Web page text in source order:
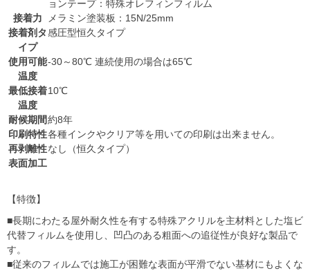
ョンテープ：特殊オレフィンフィルム
接着力
メラミン塗装板：15N/25mm
接着剤タ
イプ
感圧型恒久タイプ
使用可能
温度
-30～80℃ 連続使用の場合は65℃
最低接着
温度
10℃
耐候期間約8年
印刷特性各種インクやクリア等を用いての印刷は出来ません。
再剥離性なし（恒久タイプ）
表面加工
【特徴】
■長期にわたる屋外耐久性を有する特殊アクリルを主材料とした塩ビ
代替フィルムを使用し、凹凸のある粗面への追従性が良好な製品で
す。
■従来のフィルムでは施工が困難な表面が平滑でない基材にもよくな